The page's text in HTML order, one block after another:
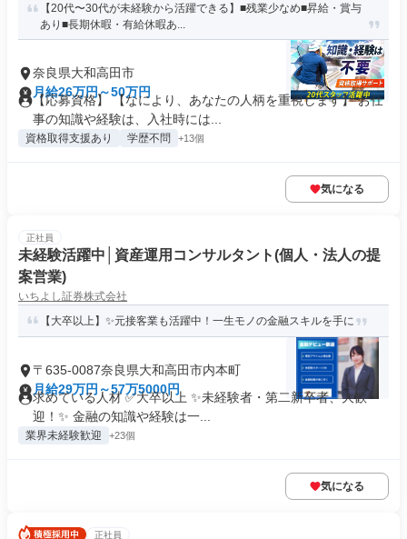
【20代〜30代が未経験から活躍できる】■残業少なめ■昇給・賞与
あり■長期休暇・有給休暇あ...
奈良県大和高田市
月給26万円～50万円
【応募資格】 【なにより、あなたの人柄を重視します】 お仕
事の知識や経験は、入社時には...
資格取得支援あり 学歴不問 +13個
気になる
正社員
未経験活躍中│資産運用コンサルタント(個人・法人の提
案営業)
いちよし証券株式会社
【大卒以上】✨元接客業も活躍中！一生モノの金融スキルを手に
〒635-0087奈良県大和高田市内本町
月給29万円～57万5000円
求めている人材 ✅大卒以上 ✨未経験者・第二新卒者、大歓
迎！✨ 金融の知識や経験は一...
業界未経験歓迎 +23個
気になる
正社員